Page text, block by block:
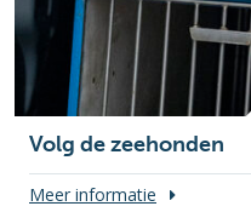
Volg de zeehonden
Meer informatie